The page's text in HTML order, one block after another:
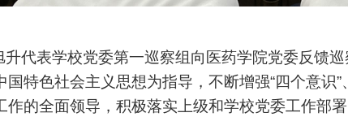
表学校党委第一巡察组向医药学院党委反馈巡
国特色社会主义思想为指导，不断增强“四个意识”
作的全面领导，积极落实上级和学校党委工作部